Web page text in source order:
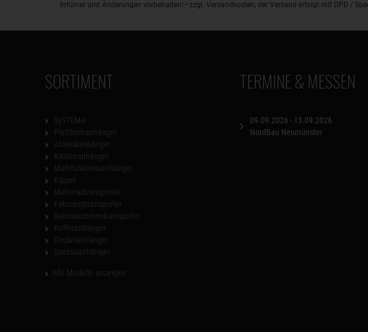
Irrtümer und Änderungen vorbehalten! • zzgl. Versandkosten, der Versand erfolgt mit DPD /
SORTIMENT TERMINE & MESSEN
09.09.2026 - 13.09.2026
NordBau Neumünster